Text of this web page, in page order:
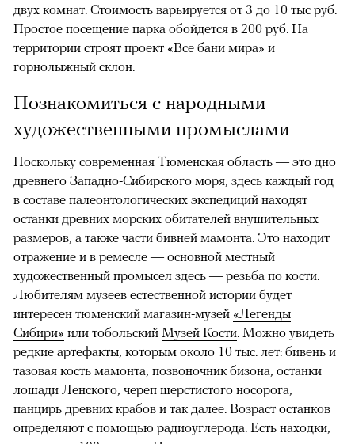
двух комнат. Стоимость варьируется от 3 до 10 тыс руб.
Простое посещение парка обойдется в 200 руб. На
территории строят проект «Все бани мира» и
горнолыжный склон.
Познакомиться с народными
художественными промыслами
Поскольку современная Тюменская область — это дно
древнего Западно-Сибирского моря, здесь каждый год
в составе палеонтологических экспедиций находят
останки древних морских обитателей внушительных
размеров, а также части бивней мамонта. Это находит
отражение и в ремесле — основной местный
художественный промысел здесь — резьба по кости.
Любителям музеев естественной истории будет
интересен тюменский магазин-музей «Легенды
Сибири» или тобольский Музей Кости. Можно увидеть
редкие артефакты, которым около 10 тыс. лет: бивень и
тазовая кость мамонта, позвоночник бизона, останки
лошади Ленского, череп шерстистого носорога,
панцирь древних крабов и так далее. Возраст останков
определяют с помощью радиоуглерода. Есть находки,